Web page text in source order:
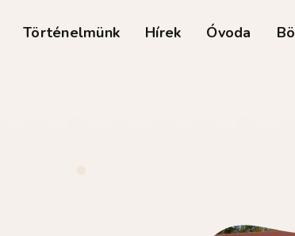
Történelmünk Hírek Óvoda